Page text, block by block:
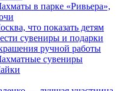
в парке «Ривьера»,
что показать детям
сувениры и подарки
ручной работы
сувениры